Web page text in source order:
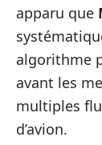
apparu que
algorithme
avant les
multiples
d’avion.